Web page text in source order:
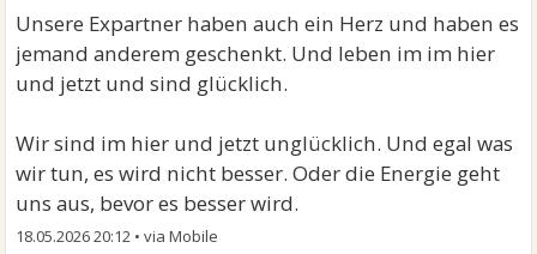
Unsere Expartner haben auch ein Herz und haben es
jemand anderem geschenkt. Und leben im im hier
und jetzt und sind glücklich.
Wir sind im hier und jetzt unglücklich. Und egal was
wir tun, es wird nicht besser. Oder die Energie geht
uns aus, bevor es besser wird.
18.05.2026 20:12 •